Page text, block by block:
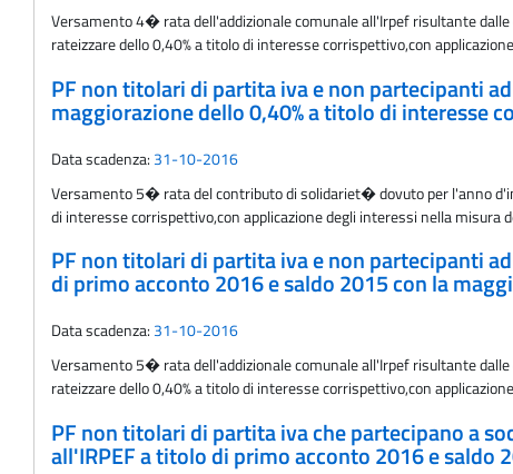
Versamento 4� rata dell'addizionale comunale all'Irpef risultante
rateizzare dello 0,40% a titolo di interesse corrispettivo,con
PF non titolari di partita iva e non partecipanti
maggiorazione dello 0,40% a titolo di interesse
Data scadenza: 31-10-2016
Versamento 5� rata del contributo di solidariet� dovuto per l'anno
di interesse corrispettivo,con applicazione degli interessi nella misura
PF non titolari di partita iva e non partecipanti
di primo acconto 2016 e saldo 2015 con la
Data scadenza: 31-10-2016
Versamento 5� rata dell'addizionale comunale all'Irpef risultante
rateizzare dello 0,40% a titolo di interesse corrispettivo,con
PF non titolari di partita iva che partecipano a
all'IRPEF a titolo di primo acconto 2016 e saldo